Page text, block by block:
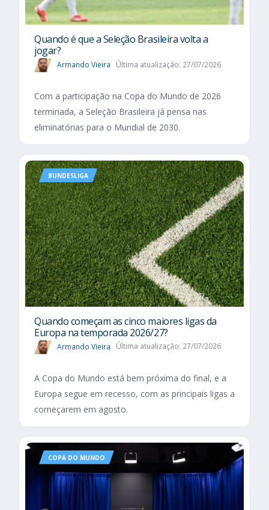
Quando é que a Seleção Brasileira volta a
jogar?
Armando Vieira Última atualização: 27/07/2026
Com a participação na Copa do Mundo de 2026
terminada, a Seleção Brasileira já pensa nas
eliminatórias para o Mundial de 2030.
BUNDESLIGA
Quando começam as cinco maiores ligas da
Europa na temporada 2026/27?
Armando Vieira Última atualização: 27/07/2026
A Copa do Mundo está bem próxima do final, e a
Europa segue em recesso, com as principais ligas a
começarem em agosto.
COPA DO MUNDO